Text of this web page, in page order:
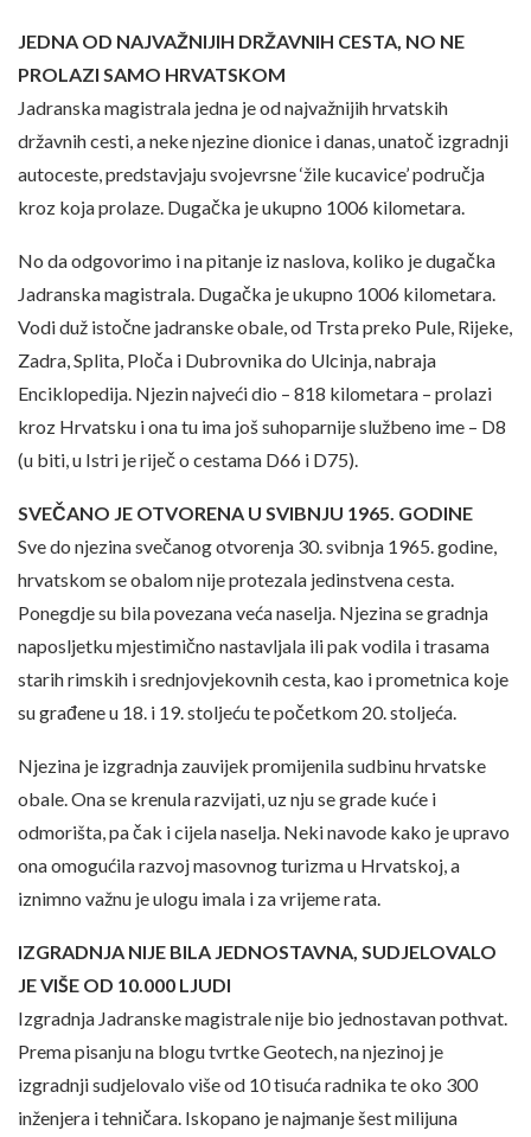
JEDNA OD NAJVAŽNIJIH DRŽAVNIH CESTA, NO NE
PROLAZI SAMO HRVATSKOM
Jadranska magistrala jedna je od najvažnijih hrvatskih
državnih cesti, a neke njezine dionice i danas, unatoč izgradnji
autoceste, predstavjaju svojevrsne ‘žile kucavice’ područja
kroz koja prolaze. Dugačka je ukupno 1006 kilometara.
No da odgovorimo i na pitanje iz naslova, koliko je dugačka
Jadranska magistrala. Dugačka je ukupno 1006 kilometara.
Vodi duž istočne jadranske obale, od Trsta preko Pule, Rijeke,
Zadra, Splita, Ploča i Dubrovnika do Ulcinja, nabraja
Enciklopedija. Njezin najveći dio – 818 kilometara – prolazi
kroz Hrvatsku i ona tu ima još suhoparnije službeno ime – D8
(u biti, u Istri je riječ o cestama D66 i D75).
SVEČANO JE OTVORENA U SVIBNJU 1965. GODINE
Sve do njezina svečanog otvorenja 30. svibnja 1965. godine,
hrvatskom se obalom nije protezala jedinstvena cesta.
Ponegdje su bila povezana veća naselja. Njezina se gradnja
naposljetku mjestimično nastavljala ili pak vodila i trasama
starih rimskih i srednjovjekovnih cesta, kao i prometnica koje
su građene u 18. i 19. stoljeću te početkom 20. stoljeća.
Njezina je izgradnja zauvijek promijenila sudbinu hrvatske
obale. Ona se krenula razvijati, uz nju se grade kuće i
odmorišta, pa čak i cijela naselja. Neki navode kako je upravo
ona omogućila razvoj masovnog turizma u Hrvatskoj, a
iznimno važnu je ulogu imala i za vrijeme rata.
IZGRADNJA NIJE BILA JEDNOSTAVNA, SUDJELOVALO
JE VIŠE OD 10.000 LJUDI
Izgradnja Jadranske magistrale nije bio jednostavan pothvat.
Prema pisanju na blogu tvrtke Geotech, na njezinoj je
izgradnji sudjelovalo više od 10 tisuća radnika te oko 300
inženjera i tehničara. Iskopano je najmanje šest milijuna